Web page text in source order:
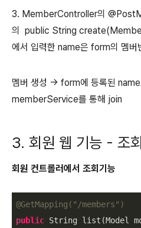
3. MemberController의
의 public String
에서 입력한 name은 form의 멤버
멤버 생성 -> form에 등록된
memberService를 통해 join
3. 회원 웹 기능 - 조회
회원 컨트롤러에서 조회기능
@GetMapping( "/members" )
public String list(Model